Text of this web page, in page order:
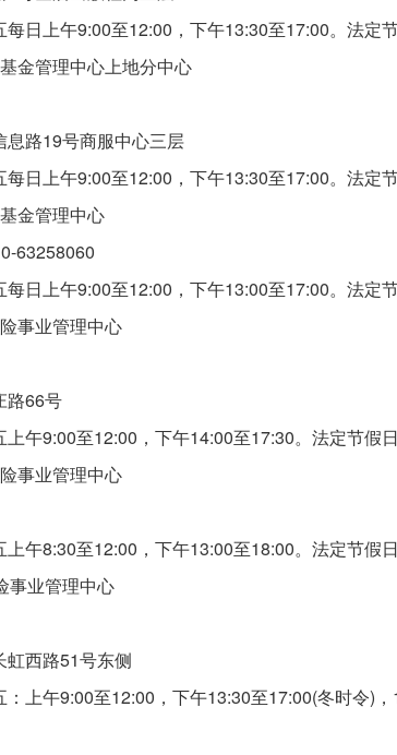
日上午9:00至12:00，下午13:30至17:00。法定
金管理中心上地分中心
路19号商服中心三层
日上午9:00至12:00，下午13:30至17:00。法定
金管理中心
63258060
日上午9:00至12:00，下午13:00至17:00。法定
事业管理中心
路66号
午9:00至12:00，下午14:00至17:30。法定节假
事业管理中心
午8:30至12:00，下午13:00至18:00。法定节假
事业管理中心
虹西路51号东侧
上午9:00至12:00，下午13:30至17:00(冬时令)